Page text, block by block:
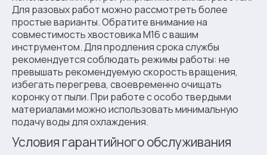
Для разовых работ можно рассмотреть более
простые варианты. Обратите внимание на
совместимость хвостовика M16 с вашим
инструментом. Для продления срока службы
рекомендуется соблюдать режимы работы: не
превышать рекомендуемую скорость вращения,
избегать перегрева, своевременно очищать
коронку от пыли. При работе с особо твердыми
материалами можно использовать минимальную
подачу воды для охлаждения.
Условия гарантийного обслуживания